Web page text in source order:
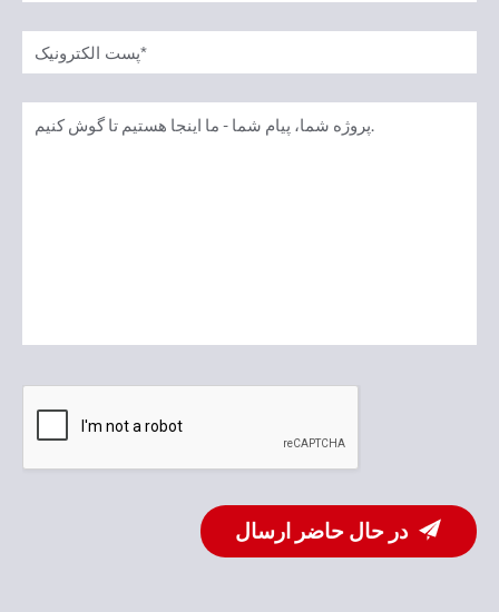
در حال حاضر ارسال